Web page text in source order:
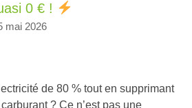
0 € !
mai 2026
de 80 % tout en supprimant
? Ce n’est pas une